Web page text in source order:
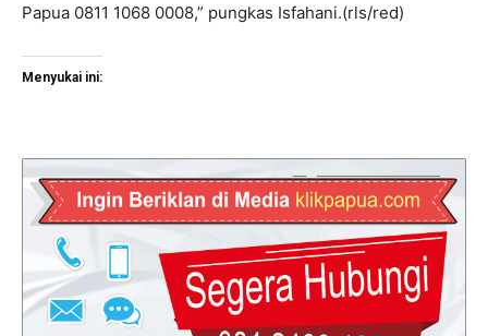
Papua 0811 1068 0008,” pungkas Isfahani.(rls/red)
Menyukai ini: